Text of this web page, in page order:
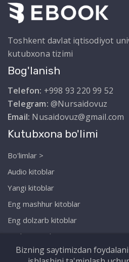
Toshkent davlat iqtisodiyot
kutubxona tizimi
Bog'lanish
Telefon: +998 93 220 99 52
Telegram: @Nursaidovuz
Email: Nusaidovuz@gmail.com
Kutubxona bo'limi
Bo'limlar >
Audio kitoblar
Yangi kitoblar
Eng mashhur kitoblar
Eng dolzarb kitoblar
Biz haqimizda
Bizning saytimizdan